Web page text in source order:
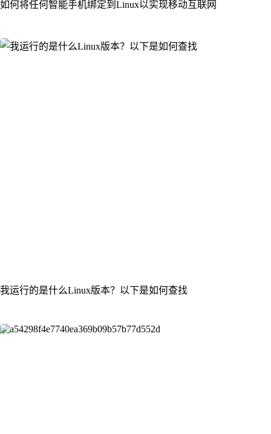
如何将任何智能手机绑定到Linux以实现移动互联网
我运行的是什么Linux版本？以下是如何查找